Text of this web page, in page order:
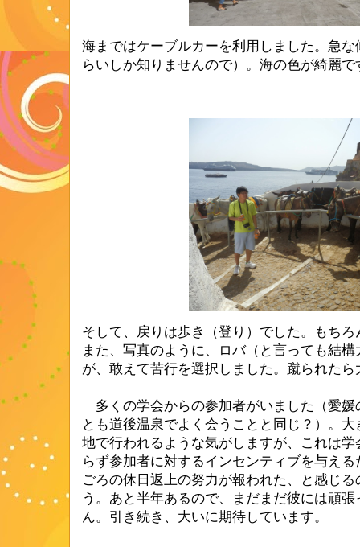
海まではケーブルカーを利用しました。急
らいしか知りませんので）。海の色が綺麗で
そして、戻りは歩き（登り）でした。もち
また、写真のように、ロバ（と言っても結
が、敢えて苦行を選択しました。蹴られた
多くの学会からの参加者がいました（愛媛
とも道後温泉でよく会うことと同じ？）。
地で行われるような気がしますが、これは
らず参加者に対するインセンティブを与え
ごろの休日返上の努力が報われた、と感じ
う。あと半年あるので、まだまだ彼には頑
ん。引き続き、大いに期待しています。